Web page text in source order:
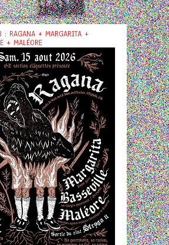
: RAGANA + MARGARITA +
+ MALÉORE